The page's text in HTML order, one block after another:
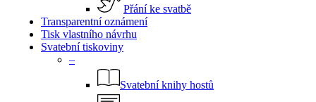
Přání ke svatbě
Transparentní oznámení
Tisk vlastního návrhu
Svatební tiskoviny
–
Svatební knihy hostů